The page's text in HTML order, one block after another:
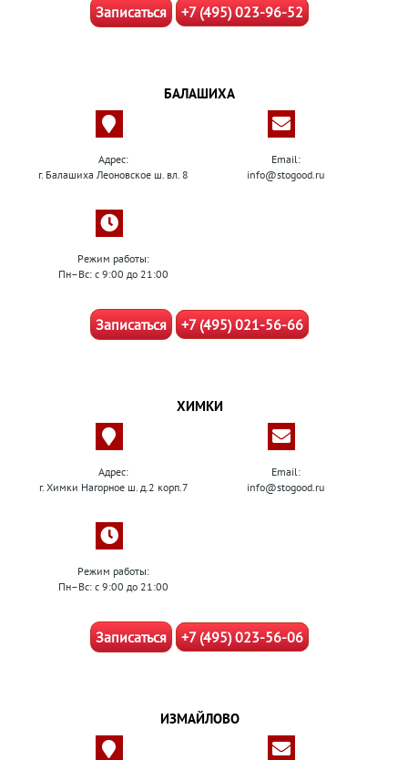
Записаться +7 (495) 023-96-52
БАЛАШИХА
Адрес:
г. Балашиха Леоновское ш. вл. 8
Email:
info@stogood.ru
Режим работы:
Пн–Вс: с 9:00 до 21:00
Записаться +7 (495) 021-56-66
ХИМКИ
Адрес:
г. Химки Нагорное ш. д.2 корп.7
Email:
info@stogood.ru
Режим работы:
Пн–Вс: с 9:00 до 21:00
Записаться +7 (495) 023-56-06
ИЗМАЙЛОВО